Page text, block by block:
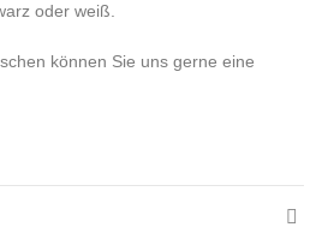
oder weiß.
können Sie uns gerne eine